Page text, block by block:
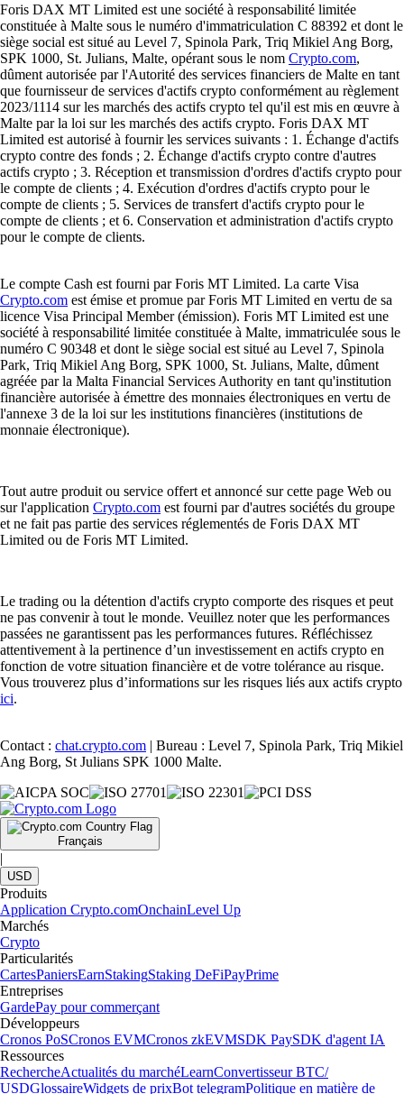
Foris DAX MT Limited est une société à responsabilité limitée
constituée à Malte sous le numéro d'immatriculation C 88392 et dont le
siège social est situé au Level 7, Spinola Park, Triq Mikiel Ang Borg,
SPK 1000, St. Julians, Malte, opérant sous le nom Crypto.com,
dûment autorisée par l'Autorité des services financiers de Malte en tant
que fournisseur de services d'actifs crypto conformément au règlement
2023/1114 sur les marchés des actifs crypto tel qu'il est mis en œuvre à
Malte par la loi sur les marchés des actifs crypto. Foris DAX MT
Limited est autorisé à fournir les services suivants : 1. Échange d'actifs
crypto contre des fonds ; 2. Échange d'actifs crypto contre d'autres
actifs crypto ; 3. Réception et transmission d'ordres d'actifs crypto pour
le compte de clients ; 4. Exécution d'ordres d'actifs crypto pour le
compte de clients ; 5. Services de transfert d'actifs crypto pour le
compte de clients ; et 6. Conservation et administration d'actifs crypto
pour le compte de clients.
Le compte Cash est fourni par Foris MT Limited. La carte Visa
Crypto.com est émise et promue par Foris MT Limited en vertu de sa
licence Visa Principal Member (émission). Foris MT Limited est une
société à responsabilité limitée constituée à Malte, immatriculée sous le
numéro C 90348 et dont le siège social est situé au Level 7, Spinola
Park, Triq Mikiel Ang Borg, SPK 1000, St. Julians, Malte, dûment
agréée par la Malta Financial Services Authority en tant qu'institution
financière autorisée à émettre des monnaies électroniques en vertu de
l'annexe 3 de la loi sur les institutions financières (institutions de
monnaie électronique).
Tout autre produit ou service offert et annoncé sur cette page Web ou
sur l'application Crypto.com est fourni par d'autres sociétés du groupe
et ne fait pas partie des services réglementés de Foris DAX MT
Limited ou de Foris MT Limited.
Le trading ou la détention d'actifs crypto comporte des risques et peut
ne pas convenir à tout le monde. Veuillez noter que les performances
passées ne garantissent pas les performances futures. Réfléchissez
attentivement à la pertinence d’un investissement en actifs crypto en
fonction de votre situation financière et de votre tolérance au risque.
Vous trouverez plus d’informations sur les risques liés aux actifs crypto
ici.
Contact : chat.crypto.com | Bureau : Level 7, Spinola Park, Triq Mikiel
Ang Borg, St Julians SPK 1000 Malte.
Français
|
USD
Produits
Application Crypto.comOnchainLevel Up
Marchés
Crypto
Particularités
CartesPaniersEarnStakingStaking DeFiPayPrime
Entreprises
GardePay pour commerçant
Développeurs
Cronos PoSCronos EVMCronos zkEVMSDK PaySDK d'agent IA
Ressources
RechercheActualités du marchéLearnConvertisseur BTC/
USDGlossaireWidgets de prixBot telegramPolitique en matière de